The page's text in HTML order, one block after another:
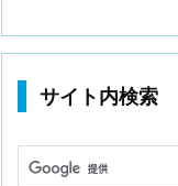
サイト内検索